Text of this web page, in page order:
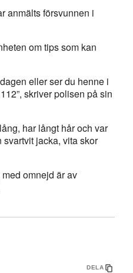
anmälts försvunnen i
om tips som kan
eller ser du henne i
skriver polisen på sin
har långt hår och var
jacka, vita skor
omnejd är av
DELA